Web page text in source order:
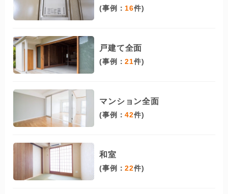
(事例：16件)
戸建て全面
(事例：21件)
マンション全面
(事例：42件)
和室
(事例：22件)